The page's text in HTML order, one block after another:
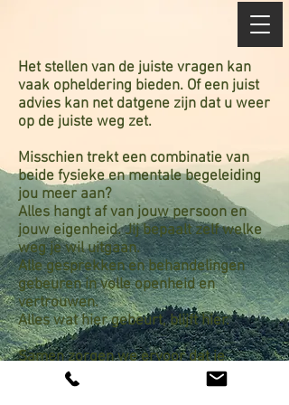
Het stellen van de juiste vragen kan
vaak opheldering bieden. Of een juist
advies kan net datgene zijn dat u weer
op de juiste weg zet.
Misschien trekt een combinatie van
beide fysieke en mentale begeleiding
jou meer aan?
Alles hangt af van jouw persoon en
jouw eigenheid. Jij bepaalt zelf welke
weg je wil uitgaan.
Alle gesprekken en behandelingen
gebeuren in volle openheid en
vertrouwen.
Alles wat hier gebeurt, blijft hier.
Samen zorgen we ervoor dat je
progressie maakt, wat je doel ook